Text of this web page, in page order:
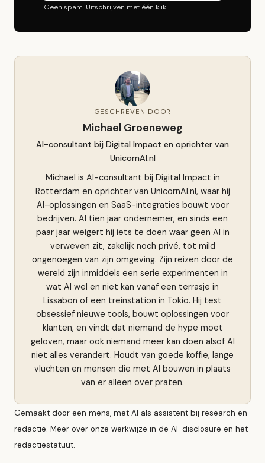
Geen spam. Uitschrijven met één klik.
GESCHREVEN DOOR
Michael Groeneweg
AI-consultant bij Digital Impact en oprichter van
UnicornAI.nl
Michael is AI-consultant bij Digital Impact in
Rotterdam en oprichter van UnicornAI.nl, waar hij
AI-oplossingen en SaaS-integraties bouwt voor
bedrijven. Al tien jaar ondernemer, en sinds een
paar jaar weigert hij iets te doen waar geen AI in
verweven zit, zakelijk noch privé, tot mild
ongenoegen van zijn omgeving. Zijn reizen door de
wereld zijn inmiddels een serie experimenten in
wat AI wel en niet kan vanaf een terrasje in
Lissabon of een treinstation in Tokio. Hij test
obsessief nieuwe tools, bouwt oplossingen voor
klanten, en vindt dat niemand de hype moet
geloven, maar ook niemand meer kan doen alsof AI
niet alles verandert. Houdt van goede koffie, lange
vluchten en mensen die met AI bouwen in plaats
van er alleen over praten.
Gemaakt door een mens, met AI als assistent bij research en
redactie. Meer over onze werkwijze in de AI-disclosure en het
redactiestatuut.